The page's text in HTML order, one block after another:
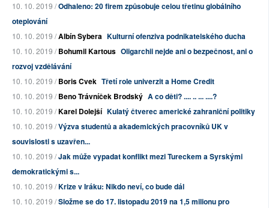
10. 10. 2019 /Odhaleno: 20 firem způsobuje celou třetinu globálního
oteplování
10. 10. 2019 /Albín Sybera Kulturní ofenziva podnikatelského ducha
10. 10. 2019 /Bohumil Kartous Oligarchii nejde ani o bezpečnost, ani o
rozvoj vzdělávání
10. 10. 2019 /Boris Cvek Třetí role univerzit a Home Credit
10. 10. 2019 /Beno Trávníček Brodský A co děti? .... .. ... ....?
10. 10. 2019 /Karel Dolejší Kulatý čtverec americké zahraniční politiky
10. 10. 2019 /Výzva studentů a akademických pracovníků UK v
souvislosti s uzavřen...
10. 10. 2019 /Jak může vypadat konflikt mezi Tureckem a Syrskými
demokratickými s...
10. 10. 2019 /Krize v Iráku: Nikdo neví, co bude dál
10. 10. 2019 /Složme se do 17. listopadu 2019 na 1,5 milionu pro